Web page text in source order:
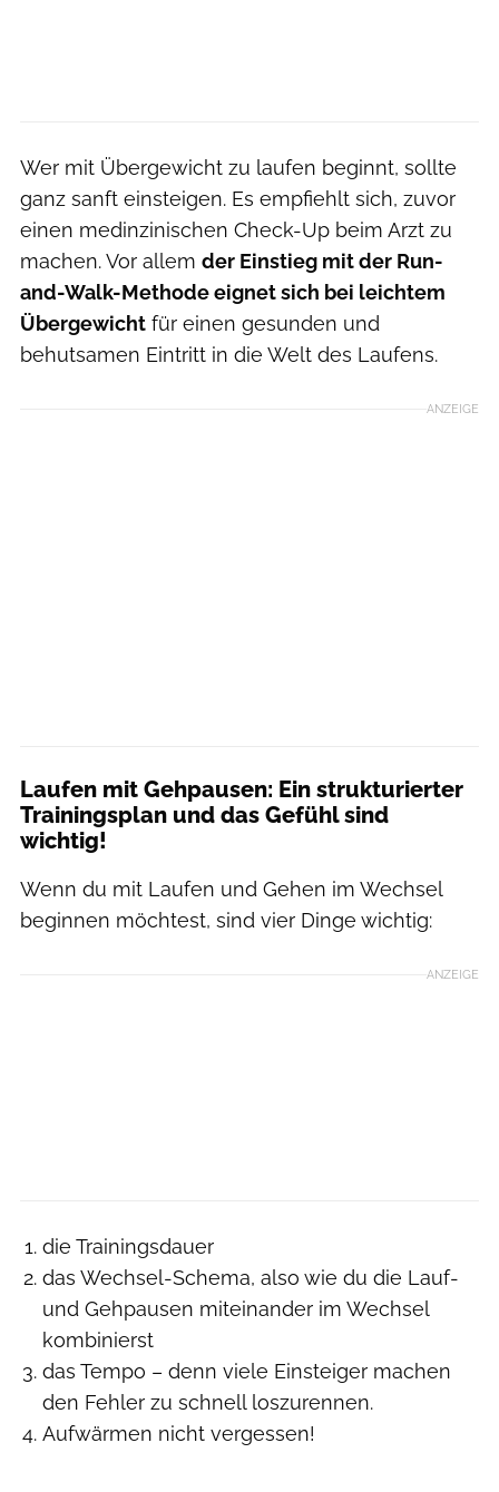
Wer mit Übergewicht zu laufen beginnt, sollte
ganz sanft einsteigen. Es empfiehlt sich, zuvor
einen medinzinischen Check-Up beim Arzt zu
machen. Vor allem der Einstieg mit der Run-
and-Walk-Methode eignet sich bei leichtem
Übergewicht für einen gesunden und
behutsamen Eintritt in die Welt des Laufens.
ANZEIGE
Laufen mit Gehpausen: Ein strukturierter
Trainingsplan und das Gefühl sind
wichtig!
Wenn du mit Laufen und Gehen im Wechsel
beginnen möchtest, sind vier Dinge wichtig:
ANZEIGE
die Trainingsdauer
das Wechsel-Schema, also wie du die Lauf-
und Gehpausen miteinander im Wechsel
kombinierst
das Tempo – denn viele Einsteiger machen
den Fehler zu schnell loszurennen.
Aufwärmen nicht vergessen!